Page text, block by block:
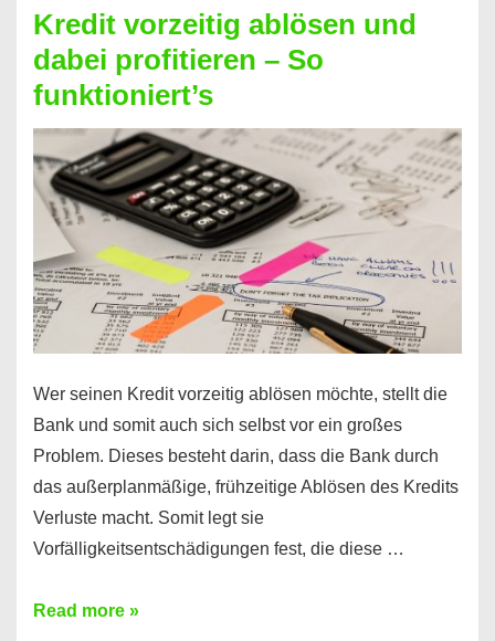
Kredit
berechnen
–
Mit
diesen
Regeln!
Kredit vorzeitig ablösen und
dabei profitieren – So
funktioniert’s
Wer seinen Kredit vorzeitig ablösen möchte, stellt die
Bank und somit auch sich selbst vor ein großes
Problem. Dieses besteht darin, dass die Bank durch
das außerplanmäßige, frühzeitige Ablösen des Kredits
Verluste macht. Somit legt sie
Vorfälligkeitsentschädigungen fest, die diese …
Kredit
Read more »